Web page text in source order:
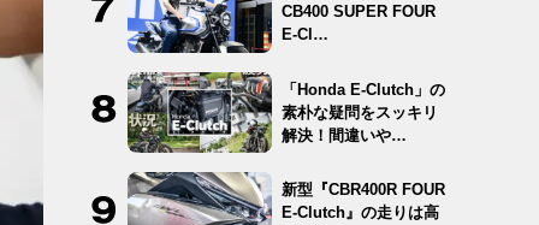
CB400 SUPER FOUR
E-Cl…
「Honda E-Clutch」の
素朴な疑問をスッキリ
解決！間違いや…
新型『CBR400R FOUR
E-Clutch』の走りは高